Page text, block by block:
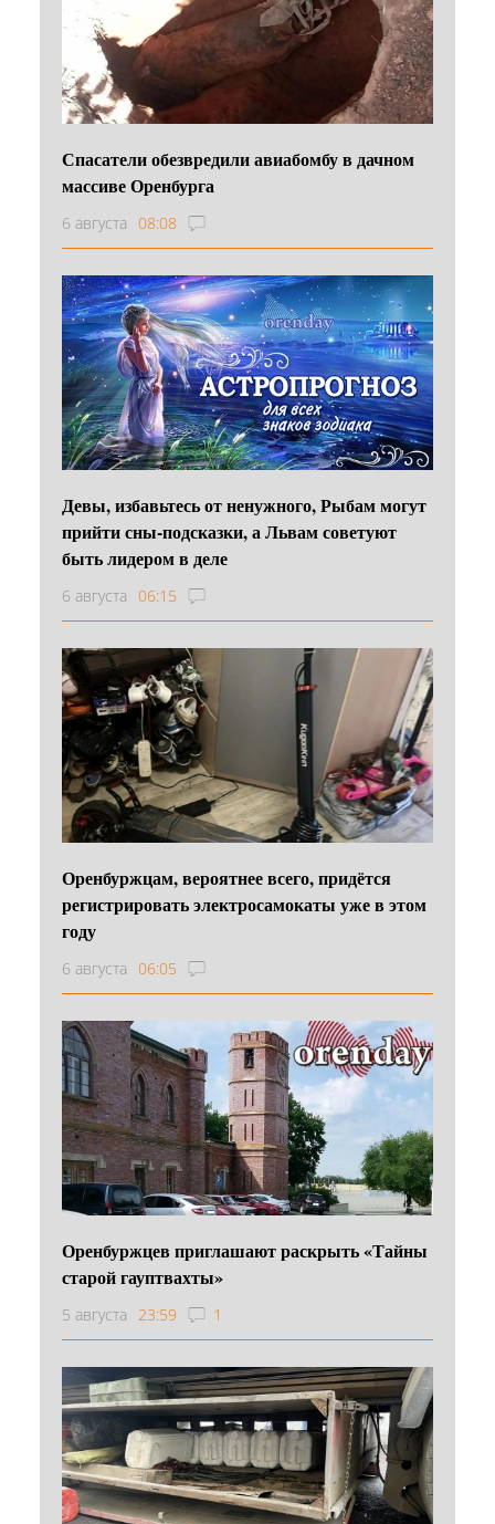
Спасатели обезвредили авиабомбу в дачном
массиве Оренбурга
6 августа 08:08
Девы, избавьтесь от ненужного, Рыбам могут
прийти сны-подсказки, а Львам советуют
быть лидером в деле
6 августа 06:15
Оренбуржцам, вероятнее всего, придётся
регистрировать электросамокаты уже в этом
году
6 августа 06:05
Оренбуржцев приглашают раскрыть «Тайны
старой гауптвахты»
5 августа 23:59 1